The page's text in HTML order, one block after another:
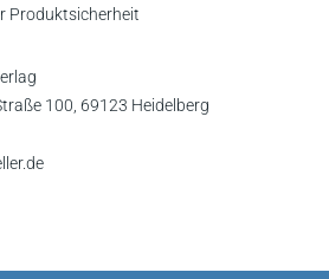
allem ist das Buch leicht verständlich
ab und ist daher jedem zu
zum klassischen Lehrbuch sucht.
2014
leicht verständlichen Sprache und
13.09.2012
Produktsicherheit
100, 69123 Heidelberg